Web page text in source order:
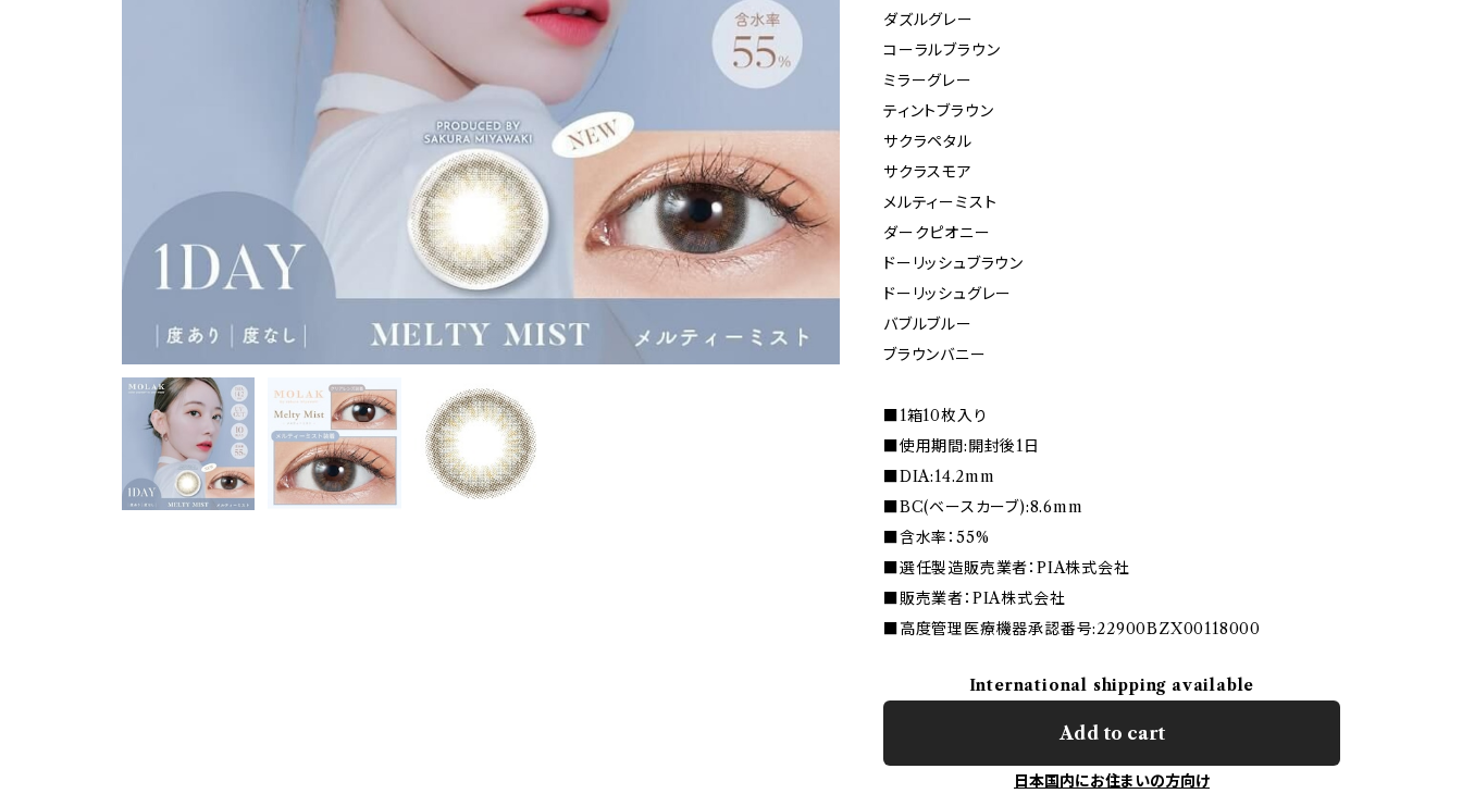
ダズルグレー
コーラルブラウン
ミラーグレー
ティントブラウン
サクラペタル
サクラスモア
メルティーミスト
ダークピオニー
ドーリッシュブラウン
ドーリッシュグレー
バブルブルー
ブラウンバニー
■1箱10枚入り
■使用期間:開封後1日
■DIA:14.2mm
■BC(ベースカーブ):8.6mm
■含水率：55%
■選任製造販売業者：PIA株式会社
■販売業者：PIA株式会社
■高度管理医療機器承認番号:22900BZX00118000
International shipping available
Add to cart
日本国内にお住まいの方向け